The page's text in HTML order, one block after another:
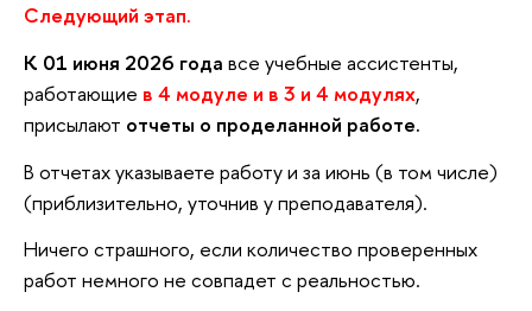
Следующий этап.
К 01 июня 2026 года все учебные ассистенты,
работающие в 4 модуле и в 3 и 4 модулях,
присылают отчеты о проделанной работе.
В отчетах указываете работу и за июнь (в том числе)
(приблизительно, уточнив у преподавателя).
Ничего страшного, если количество проверенных
работ немного не совпадет с реальностью.